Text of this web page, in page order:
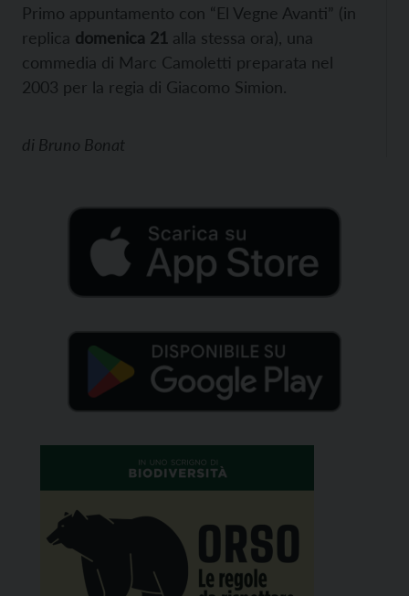
Primo appuntamento con “El Vegne Avanti” (in
replica domenica 21 alla stessa ora), una
commedia di Marc Camoletti preparata nel
2003 per la regia di Giacomo Simion.
di Bruno Bonat